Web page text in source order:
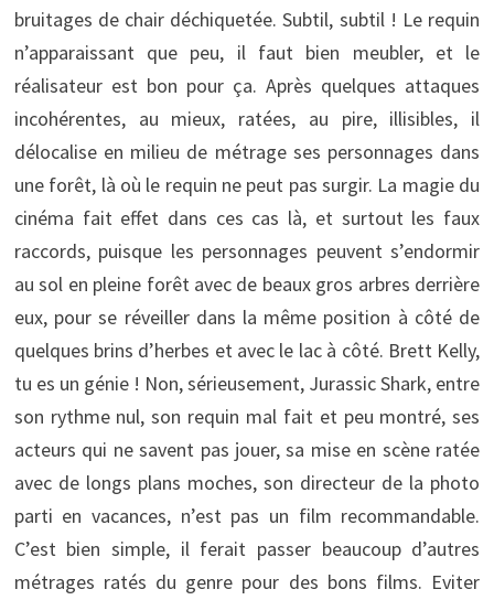
bruitages de chair déchiquetée. Subtil, subtil ! Le requin
n’apparaissant que peu, il faut bien meubler, et le
réalisateur est bon pour ça. Après quelques attaques
incohérentes, au mieux, ratées, au pire, illisibles, il
délocalise en milieu de métrage ses personnages dans
une forêt, là où le requin ne peut pas surgir. La magie du
cinéma fait effet dans ces cas là, et surtout les faux
raccords, puisque les personnages peuvent s’endormir
au sol en pleine forêt avec de beaux gros arbres derrière
eux, pour se réveiller dans la même position à côté de
quelques brins d’herbes et avec le lac à côté. Brett Kelly,
tu es un génie ! Non, sérieusement, Jurassic Shark, entre
son rythme nul, son requin mal fait et peu montré, ses
acteurs qui ne savent pas jouer, sa mise en scène ratée
avec de longs plans moches, son directeur de la photo
parti en vacances, n’est pas un film recommandable.
C’est bien simple, il ferait passer beaucoup d’autres
métrages ratés du genre pour des bons films. Eviter